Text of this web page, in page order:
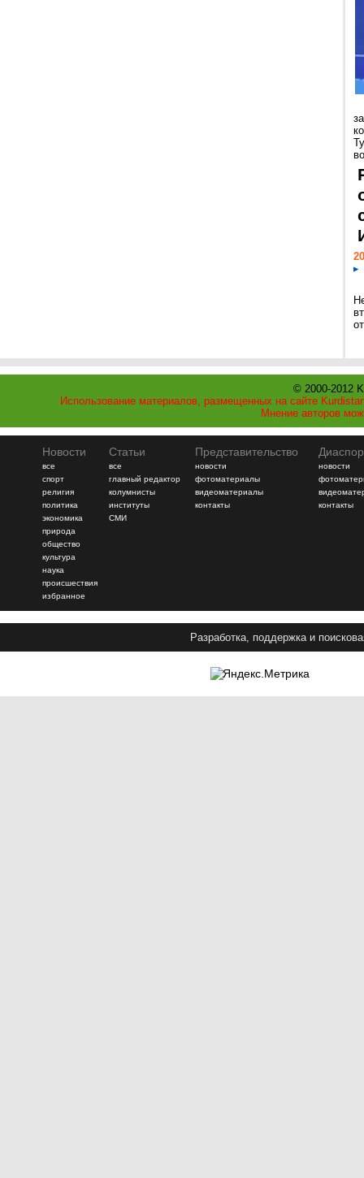
© 2000-2012
Использование материалов, размещенных на сайте
Мнение авторов
Новости
все
спорт
религия
политика
экономика
природа
общество
культура
наука
происшествия
избранное
Статьи
все
главный редактор
колумнисты
институты
СМИ
Представительство
новости
фотоматериалы
видеоматериалы
контакты
новости
контакты
Разработка, поддержка и